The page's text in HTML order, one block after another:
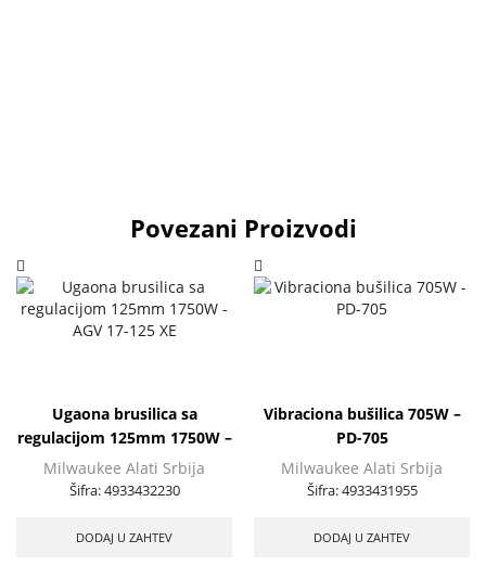
Povezani Proizvodi
Ugaona brusilica sa
regulacijom 125mm 1750W –
AGV 17-125 XE
Milwaukee Alati Srbija
Šifra:4933432230
DODAJ U ZAHTEV
Vibraciona bušilica 705W –
PD-705
Milwaukee Alati Srbija
Šifra:4933431955
DODAJ U ZAHTEV